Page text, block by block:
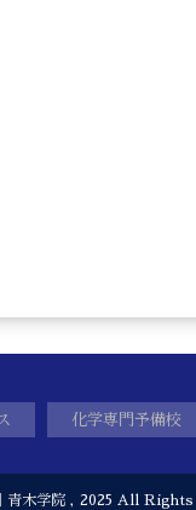
化学専門予備
青木学院 , 2025 All Rights